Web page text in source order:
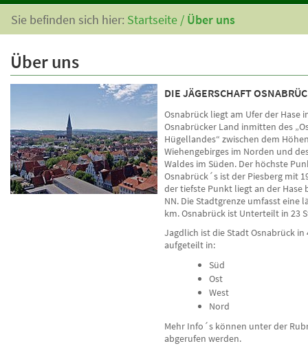
Sie befinden sich hier: Startseite / Über uns
Über uns
DIE JÄGERSCHAFT
Osnabrück liegt am Ufer der Hase
Osnabrücker Land inmitten des
Hügellandes“ zwischen dem
Wiehengebirges im Norden und
Waldes im Süden. Der höchste
Osnabrück´s ist der Piesberg mit
der tiefste Punkt liegt an der Hase
NN. Die Stadtgrenze umfasst eine
km. Osnabrück ist Unterteilt in 23
Jagdlich ist die Stadt Osnabrück in
aufgeteilt in:
Süd
Ost
West
Nord
Mehr Info´s können unter der
abgerufen werden.